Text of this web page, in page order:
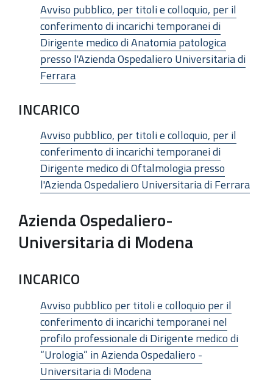
Avviso pubblico, per titoli e colloquio, per il
conferimento di incarichi temporanei di
Dirigente medico di Anatomia patologica
presso l'Azienda Ospedaliero Universitaria di
Ferrara
INCARICO
Avviso pubblico, per titoli e colloquio, per il
conferimento di incarichi temporanei di
Dirigente medico di Oftalmologia presso
l'Azienda Ospedaliero Universitaria di Ferrara
Azienda Ospedaliero-
Universitaria di Modena
INCARICO
Avviso pubblico per titoli e colloquio per il
conferimento di incarichi temporanei nel
profilo professionale di Dirigente medico di
“Urologia” in Azienda Ospedaliero -
Universitaria di Modena